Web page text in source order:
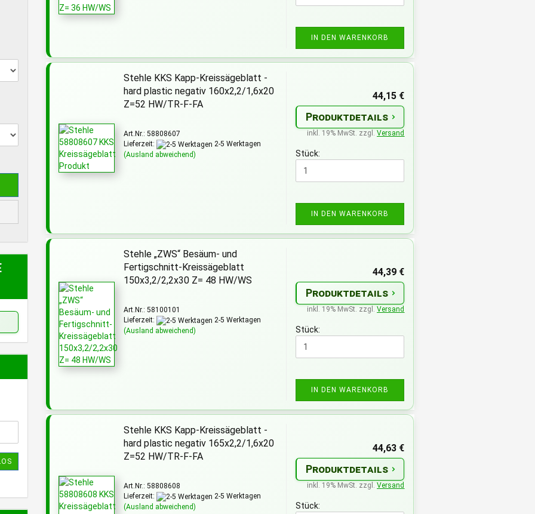
IN DEN WARENKORB
Stehle KKS Kapp-Kreissägeblatt -
hard plastic negativ 160x2,2/1,6x20
Z=52 HW/TR-F-FA
Art.Nr.: 58808607
Lieferzeit:
2-5 Werktagen
(Ausland abweichend)
44,15 €
Produktdetails
inkl. 19% MwSt. zzgl.Versand
Stück:
IN DEN WARENKORB
Stehle „ZWS“ Besäum- und
Fertigschnitt-Kreissägeblatt
150x3,2/2,2x30 Z= 48 HW/WS
Art.Nr.: 58100101
Lieferzeit:
2-5 Werktagen
(Ausland abweichend)
44,39 €
Produktdetails
inkl. 19% MwSt. zzgl.Versand
Stück:
IN DEN WARENKORB
Stehle KKS Kapp-Kreissägeblatt -
hard plastic negativ 165x2,2/1,6x20
Z=52 HW/TR-F-FA
Art.Nr.: 58808608
Lieferzeit:
2-5 Werktagen
(Ausland abweichend)
44,63 €
Produktdetails
inkl. 19% MwSt. zzgl.Versand
Stück: